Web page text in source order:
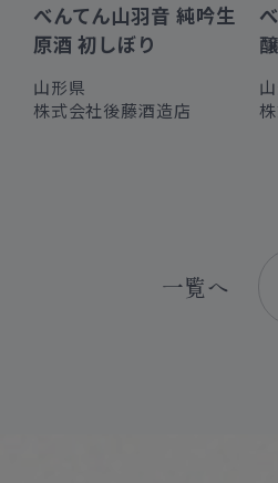
べんてん山羽音 純吟生
原酒 初しぼり
山形県
株式会社後藤酒造店
一覧へ